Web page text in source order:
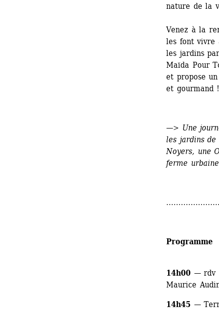
nature de la
Venez à la
les font vivre
les jardins
Maïda Pour
et propose
et gourmand
—> Une
les jardins de
Noyers, une
ferme
Programme
14h00 — rdv
Maurice
14h45 —